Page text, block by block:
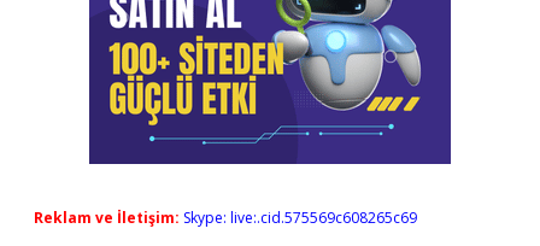
Reklam ve İletişim: Skype: live:.cid.575569c608265c69